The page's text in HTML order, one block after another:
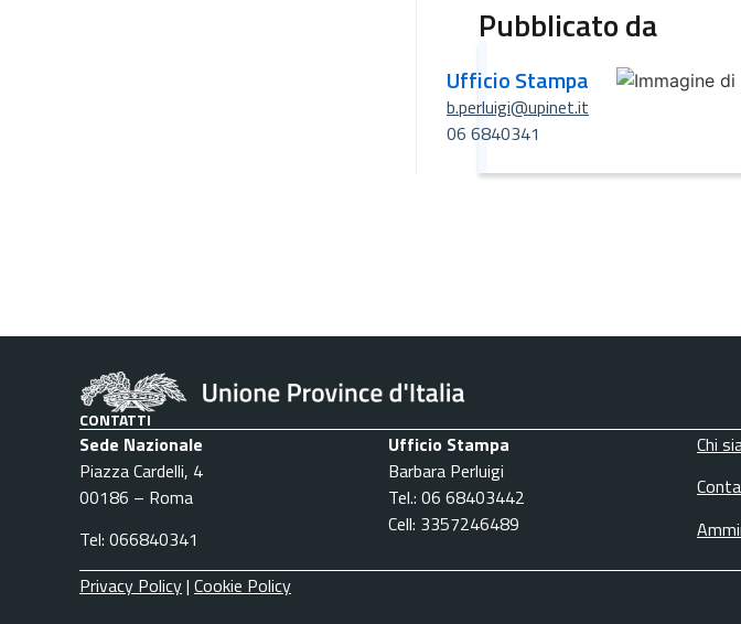
Pubblicato da
Ufficio Stampa
b.perluigi@upinet.it
06 6840341
CONTATTI
Sede Nazionale
Piazza Cardelli, 4
00186 – Roma
Tel: 066840341
Ufficio Stampa
Barbara Perluigi
Tel.: 06 68403442
Cell: 3357246489
Chi
Privacy Policy| Cookie Policy